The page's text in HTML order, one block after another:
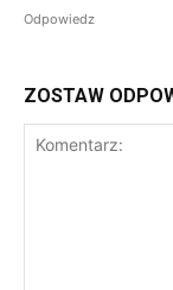
Odpowiedz
ZOSTAW